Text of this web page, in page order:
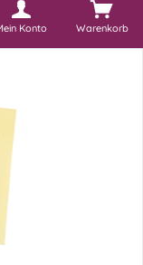
Warenkorb
Konto